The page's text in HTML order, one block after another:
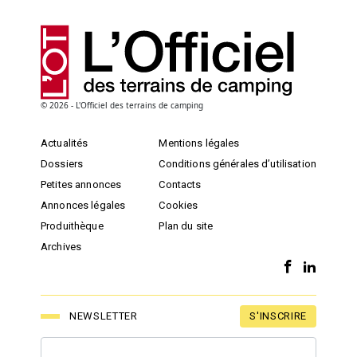
© 2026 - L'Officiel des terrains de camping
Actualités
Dossiers
Petites annonces
Annonces légales
Produithèque
Archives
Mentions légales
Conditions générales d’utilisation
Contacts
Cookies
Plan du site
NEWSLETTER S'INSCRIRE